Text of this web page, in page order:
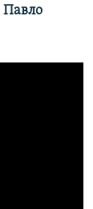
Павло